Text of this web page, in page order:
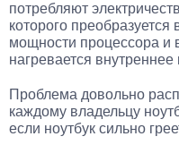
потребляют
которого
мощности процессора и
нагревается внутреннее
Проблема довольно
каждому владельцу
если ноутбук сильно